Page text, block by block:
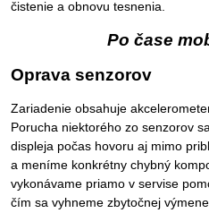
čistenie a obnovu tesnenia.
Po čase
Oprava senzorov
Zariadenie obsahuje
Porucha niektorého zo senzorov
displeja počas hovoru aj mimo
a meníme konkrétny chybný
vykonávame priamo v servise
čím sa vyhneme zbytočnej